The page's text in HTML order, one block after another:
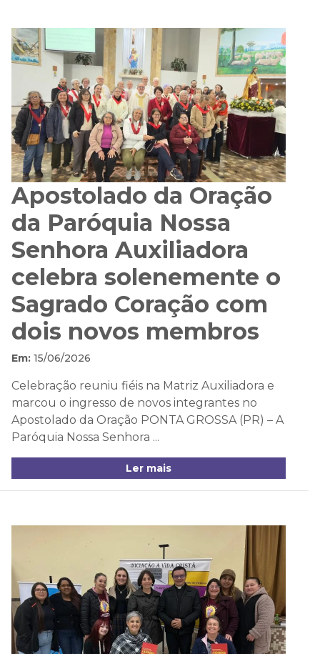
Apostolado da Oração
da Paróquia Nossa
Senhora Auxiliadora
celebra solenemente o
Sagrado Coração com
dois novos membros
Em: 15/06/2026
Celebração reuniu fiéis na Matriz Auxiliadora e
marcou o ingresso de novos integrantes no
Apostolado da Oração PONTA GROSSA (PR) – A
Paróquia Nossa Senhora ...
Ler mais